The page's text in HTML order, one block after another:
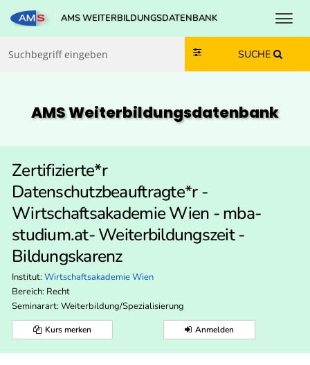
Zum Inhalt springen
Zum Navmenü springen
Zur Suche springen
Zur Footer springen
AMS WEITERBILDUNGSDATENBANK
SUCHE
AMS Weiterbildungs­datenbank
Zertifizierte*r
Datenschutzbeauftragte*r -
Wirtschaftsakademie Wien - mba-
studium.at- Weiterbildungszeit -
Bildungskarenz
Institut: Wirtschaftsakademie Wien
Bereich: Recht
Seminarart: Weiterbildung/Spezialisierung
Kurs merken Anmelden